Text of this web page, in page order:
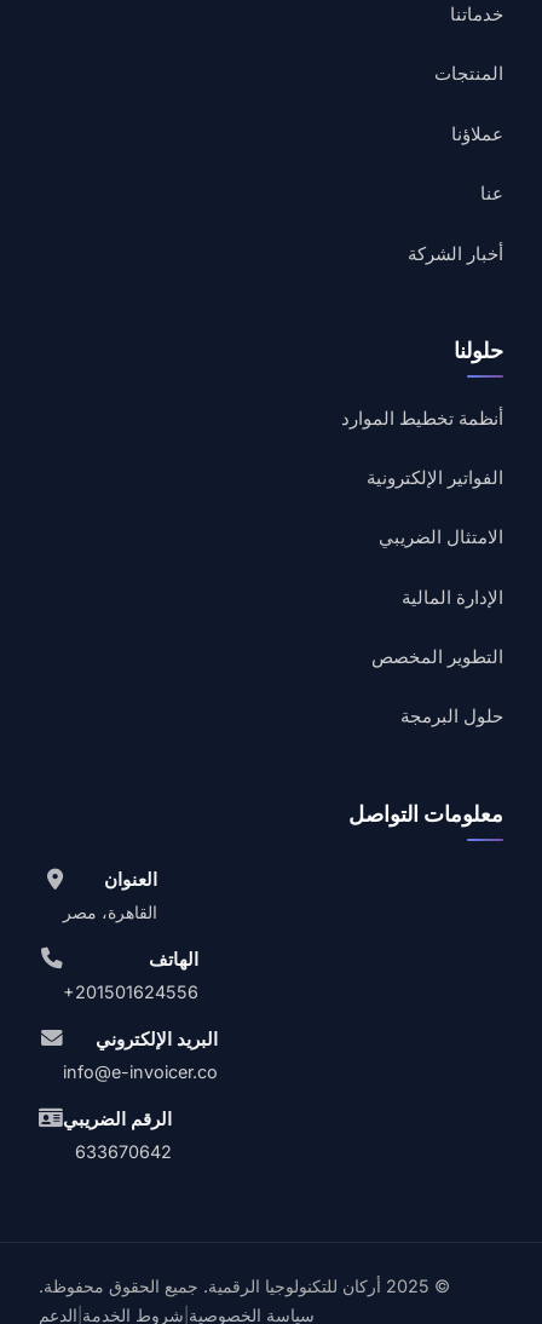
خدماتنا
المنتجات
عملاؤنا
عنا
أخبار الشركة
حلولنا
أنظمة تخطيط الموارد
الفواتير الإلكترونية
الامتثال الضريبي
الإدارة المالية
التطوير المخصص
حلول البرمجة
معلومات التواصل
العنوان
القاهرة، مصر
الهاتف
+201501624556
البريد الإلكتروني
info@e-invoicer.co
الرقم الضريبي
633670642
© 2025 أركان للتكنولوجيا الرقمية. جميع الحقوق محفوظة.
سياسة الخصوصية شروط الخدمة الدعم